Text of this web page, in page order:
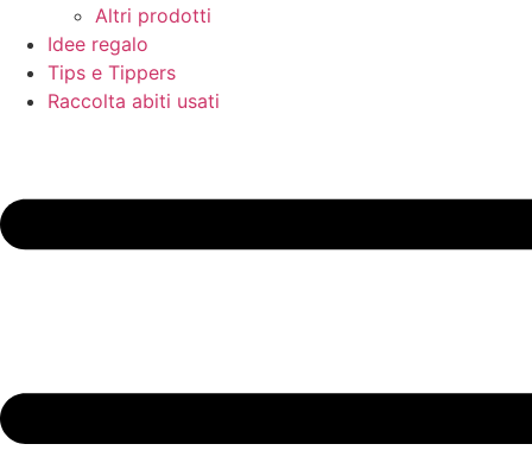
Altri prodotti
Idee regalo
Tips e Tippers
Raccolta abiti usati